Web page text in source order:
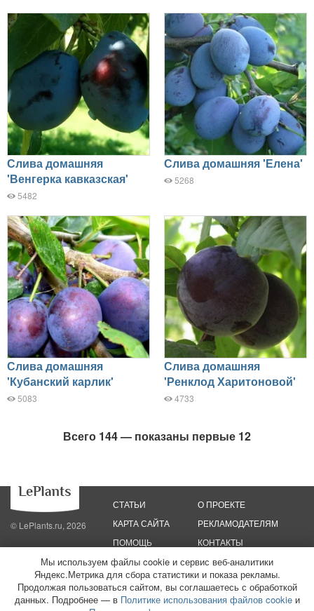
Слива домашняя
'Венгерка кавказская'
5482
Слива домашняя 'Елена'
5268
Слива домашняя
'Кубанский карлик'
5083
Слива домашняя
'Ренклод Харитоновой'
4733
Всего 144 — показаны первые 12
© LePlants.ru, 2026
СТАТЬИ
КАРТА САЙТА
ПОМОЩЬ
О ПРОЕКТЕ
РЕКЛАМОДАТЕЛЯМ
КОНТАКТЫ
Политика конфиденциальности
Политика использования файлов cookie
Пользовательское соглашение
Редакционные стандарты
ООО «Трафик»
ИНН 7813175200 ОГРН 1027806866724
Монетизация
Мы используем файлы cookie и сервис веб-аналитики
Яндекс.Метрика для сбора статистики и показа рекламы.
Продолжая пользоваться сайтом, вы соглашаетесь с обработкой
данных. Подробнее — в Политике использования файлов cookieи